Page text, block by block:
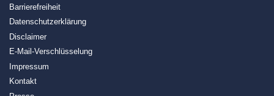
Barrierefreiheit
Datenschutzerklärung
Disclaimer
E-Mail-Verschlüsselung
Impressum
Kontakt